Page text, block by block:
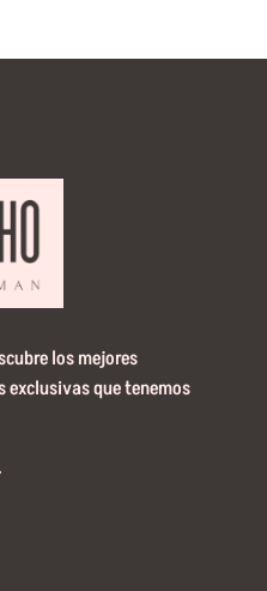
los mejores
exclusivas que tenemos